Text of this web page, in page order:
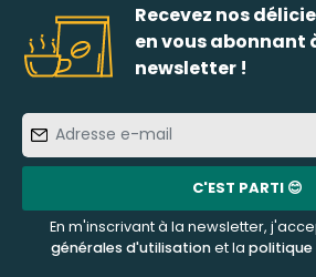
Recevez nos
en vous abonnant
newsletter !
e-
mail
C'EST PARTI 😊
En m'inscrivant à la newsletter,
générales d'utilisationet la